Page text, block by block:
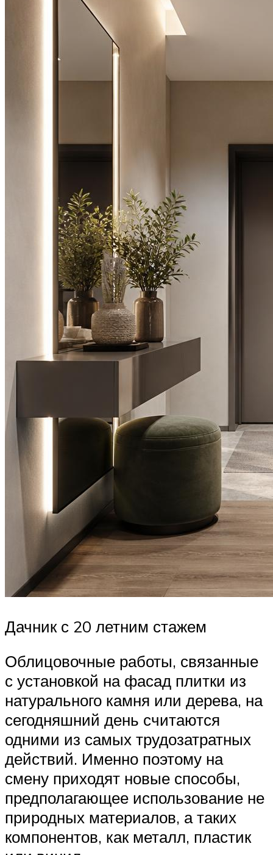
Дачник с 20 летним стажем
Облицовочные работы, связанные
с установкой на фасад плитки из
натурального камня или дерева, на
сегодняшний день считаются
одними из самых трудозатратных
действий. Именно поэтому на
смену приходят новые способы,
предполагающее использование не
природных материалов, а таких
компонентов, как металл, пластик